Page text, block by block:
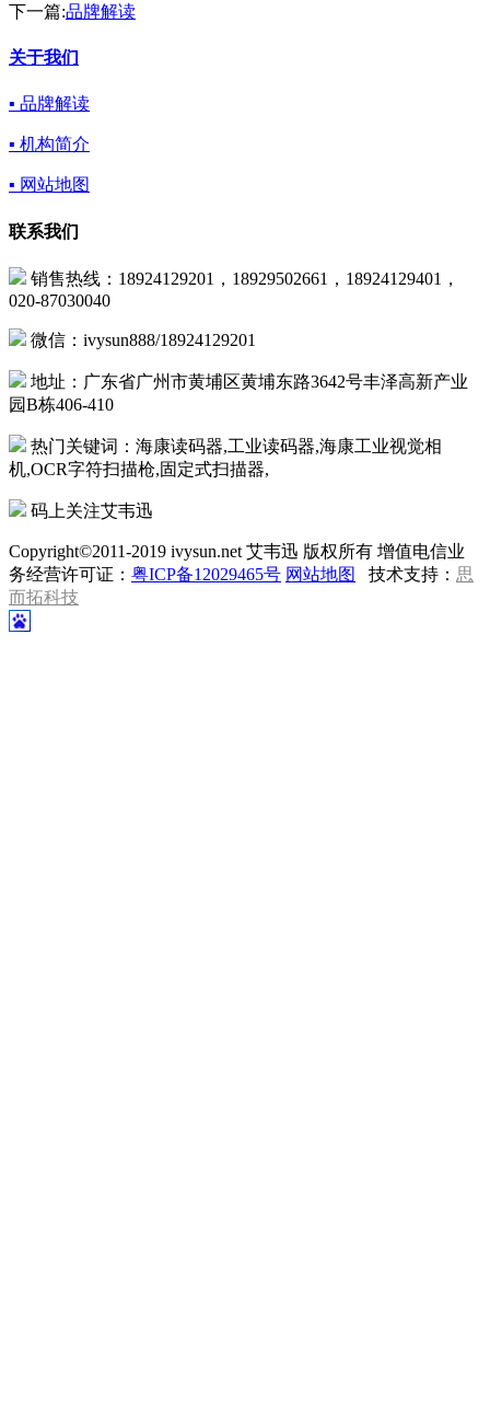
下一篇:品牌解读
关于我们
▪ 品牌解读
▪ 机构简介
▪ 网站地图
联系我们
销售热线：18924129201，18929502661，18924129401，
020-87030040
微信：ivysun888/18924129201
地址：广东省广州市黄埔区黄埔东路3642号丰泽高新产业
园B栋406-410
热门关键词：海康读码器,工业读码器,海康工业视觉相
机,OCR字符扫描枪,固定式扫描器,
码上关注艾韦迅
Copyright©2011-2019 ivysun.net 艾韦迅 版权所有 增值电信业
务经营许可证： 粤ICP备12029465号 网站地图 技术支持： 思
而拓科技